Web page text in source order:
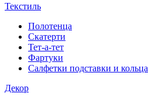
Текстиль
Полотенца
Скатерти
Тет-а-тет
Фартуки
Салфетки подставки и кольца
Декор